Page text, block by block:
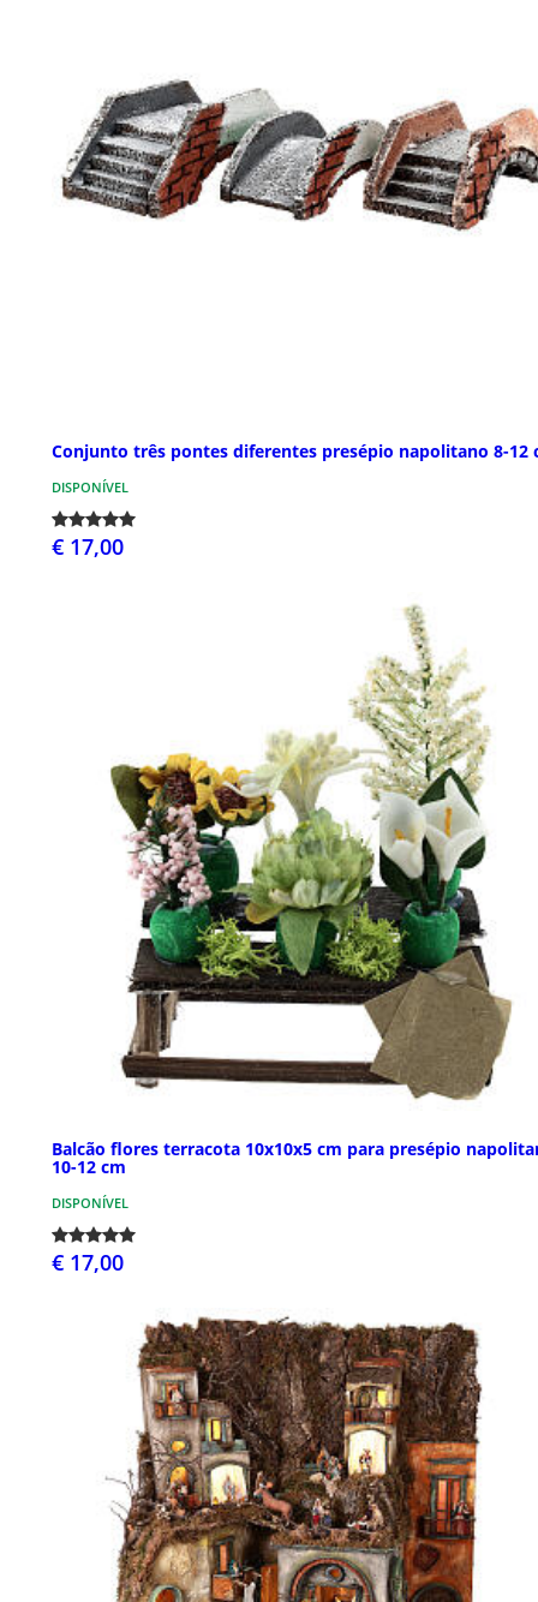
Conjunto três pontes diferentes presépio napolitano 8-12
DISPONÍVEL
€ 17,00
Balcão flores terracota 10x10x5 cm para presépio
10-12 cm
DISPONÍVEL
€ 17,00